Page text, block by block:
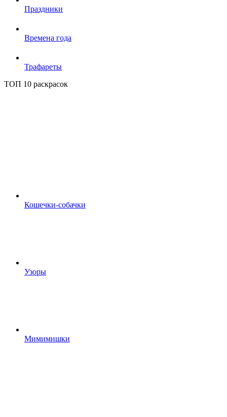
Праздники
Времена года
Трафареты
ТОП 10 раскрасок
Кошечки-собачки
Узоры
Мимимишки